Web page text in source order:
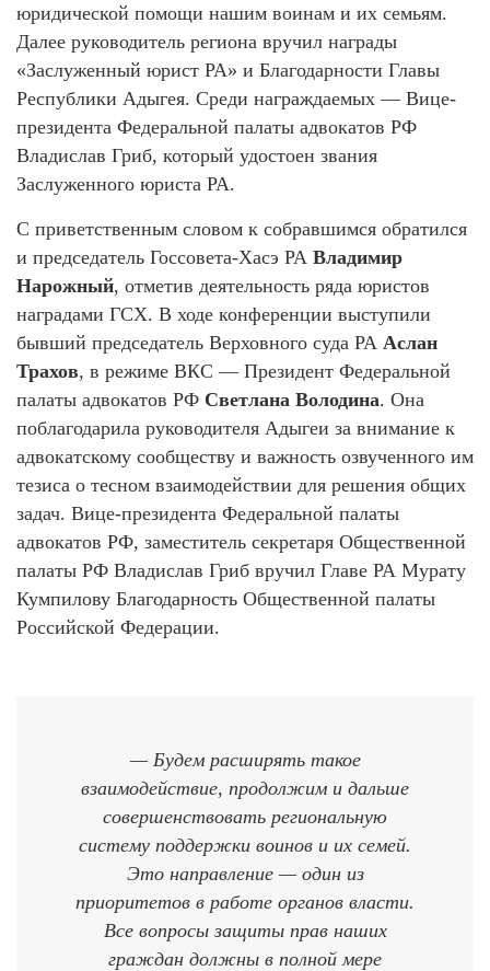
юридической помощи нашим воинам и их семьям.
Далее руководитель региона вручил награды
«Заслуженный юрист РА» и Благодарности Главы
Республики Адыгея. Среди награждаемых — Вице-
президента Федеральной палаты адвокатов РФ
Владислав Гриб, который удостоен звания
Заслуженного юриста РА.
С приветственным словом к собравшимся обратился
и председатель Госсовета-Хасэ РА Владимир
Нарожный, отметив деятельность ряда юристов
наградами ГСХ. В ходе конференции выступили
бывший председатель Верховного суда РА Аслан
Трахов, в режиме ВКС — Президент Федеральной
палаты адвокатов РФ Светлана Володина. Она
поблагодарила руководителя Адыгеи за внимание к
адвокатскому сообществу и важность озвученного им
тезиса о тесном взаимодействии для решения общих
задач. Вице-президента Федеральной палаты
адвокатов РФ, заместитель секретаря Общественной
палаты РФ Владислав Гриб вручил Главе РА Мурату
Кумпилову Благодарность Общественной палаты
Российской Федерации.
— Будем расширять такое
взаимодействие, продолжим и дальше
совершенствовать региональную
систему поддержки воинов и их семей.
Это направление — один из
приоритетов в работе органов власти.
Все вопросы защиты прав наших
граждан должны в полной мере